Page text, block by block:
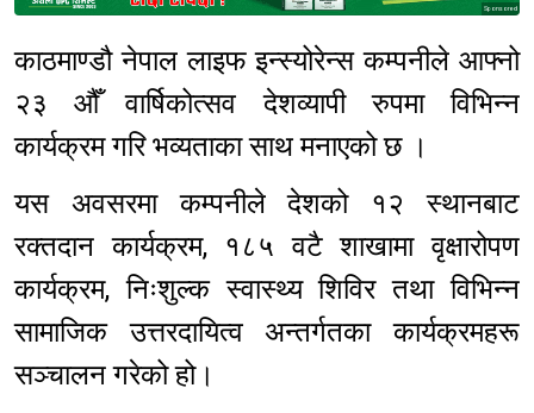
Sponsored
काठमाण्डौ नेपाल लाइफ इन्स्योरेन्स कम्पनीले आफ्नो
२३ औँ वार्षिकोत्सव देशव्यापी रुपमा विभिन्न
कार्यक्रम गरि भव्यताका साथ मनाएको छ ।
यस अवसरमा कम्पनीले देशको १२ स्थानबाट
रक्तदान कार्यक्रम, १८५ वटै शाखामा वृक्षारोपण
कार्यक्रम, निःशुल्क स्वास्थ्य शिविर तथा विभिन्न
सामाजिक उत्तरदायित्व अन्तर्गतका कार्यक्रमहरू
सञ्चालन गरेको हो।